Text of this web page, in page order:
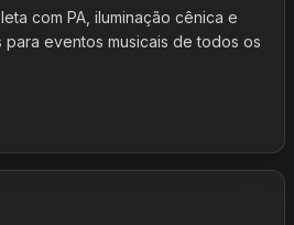
com PA, iluminação cênica e
para eventos musicais de todos os